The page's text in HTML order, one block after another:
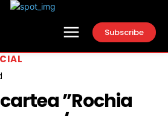
Subscribe
”Rochia